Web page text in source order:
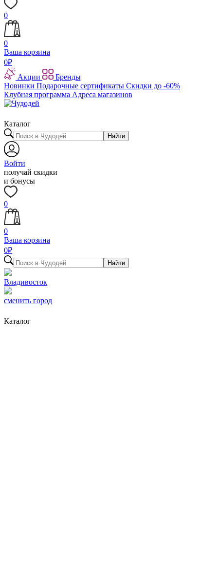
0
0
Ваша корзина
0₽
Акции
Бренды
Новинки Подарочные сертификаты Скидки до -60%
Клубная программа Адреса магазинов
Каталог
Найти
Войти
получай скидки
и бонусы
0
0
Ваша корзина
0₽
Найти
Владивосток
сменить город
Каталог